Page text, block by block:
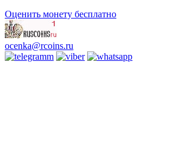
Оценить монету бесплатно
ocenka@rcoins.ru